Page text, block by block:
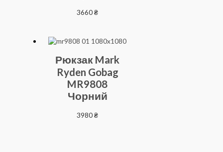
3660₴
Рюкзак Mark
Ryden Gobag
MR9808
Чорний
3980₴